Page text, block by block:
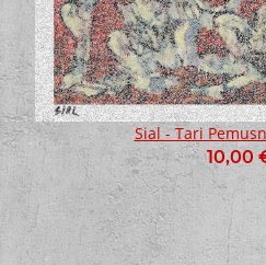
Sial - Tari
10,00